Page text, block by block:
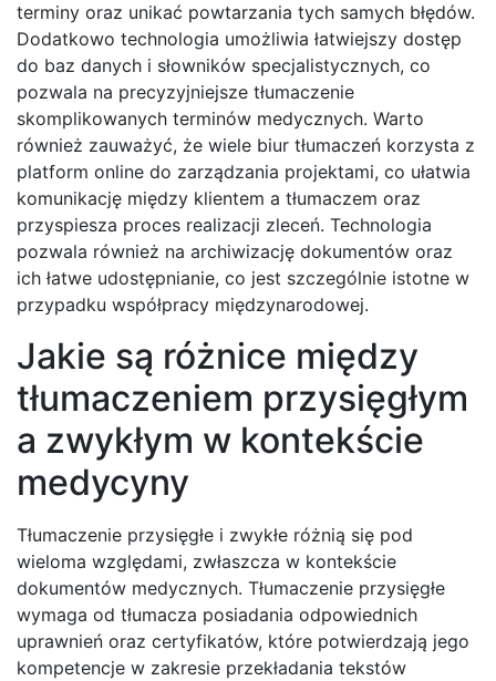
terminy oraz unikać powtarzania tych samych błędów.
Dodatkowo technologia umożliwia łatwiejszy dostęp
do baz danych i słowników specjalistycznych, co
pozwala na precyzyjniejsze tłumaczenie
skomplikowanych terminów medycznych. Warto
również zauważyć, że wiele biur tłumaczeń korzysta z
platform online do zarządzania projektami, co ułatwia
komunikację między klientem a tłumaczem oraz
przyspiesza proces realizacji zleceń. Technologia
pozwala również na archiwizację dokumentów oraz
ich łatwe udostępnianie, co jest szczególnie istotne w
przypadku współpracy międzynarodowej.
Jakie są różnice między
tłumaczeniem przysięgłym
a zwykłym w kontekście
medycyny
Tłumaczenie przysięgłe i zwykłe różnią się pod
wieloma względami, zwłaszcza w kontekście
dokumentów medycznych. Tłumaczenie przysięgłe
wymaga od tłumacza posiadania odpowiednich
uprawnień oraz certyfikatów, które potwierdzają jego
kompetencje w zakresie przekładania tekstów